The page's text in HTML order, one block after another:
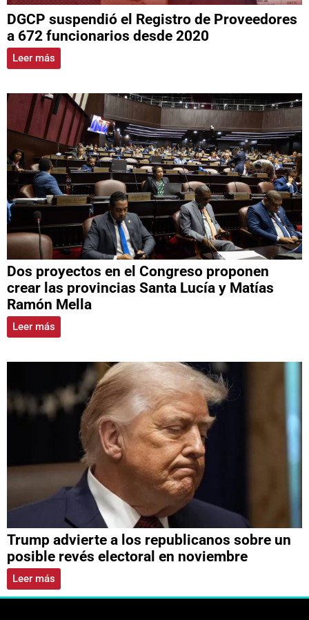
DGCP suspendió el Registro de Proveedores
a 672 funcionarios desde 2020
Leer más
Dos proyectos en el Congreso proponen
crear las provincias Santa Lucía y Matías
Ramón Mella
Leer más
Trump advierte a los republicanos sobre un
posible revés electoral en noviembre
Leer más